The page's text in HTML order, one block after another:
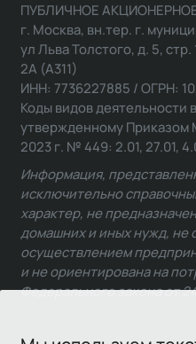
ПУБЛИЧНОЕ
г. Москва, вн.тер. г.
ул Льва Толстого, д. 5,
2А (А311)
ИНН: 7736227885 / ОГРН:
Коды видов деятельности
утвержденному Приказом
2023 г. № 449: 2.01, 27.01,
Информация,
исключительно
характер, не
домашних и иных нужд, не
осуществлением
и не ориентирована на
Федерального закона от